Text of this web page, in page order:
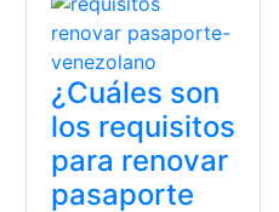
¿Cuáles son
los requisitos
para renovar
pasaporte